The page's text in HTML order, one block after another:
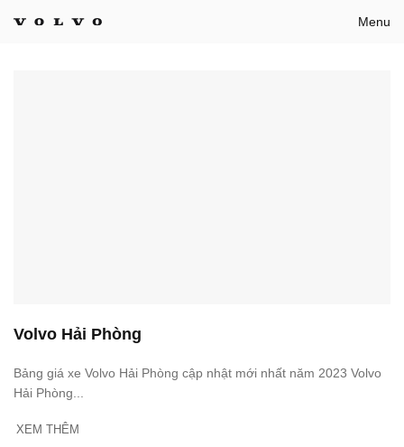
Menu
Volvo Hải Phòng
Bảng giá xe Volvo Hải Phòng cập nhật mới nhất năm 2023 Volvo
Hải Phòng...
XEM THÊM